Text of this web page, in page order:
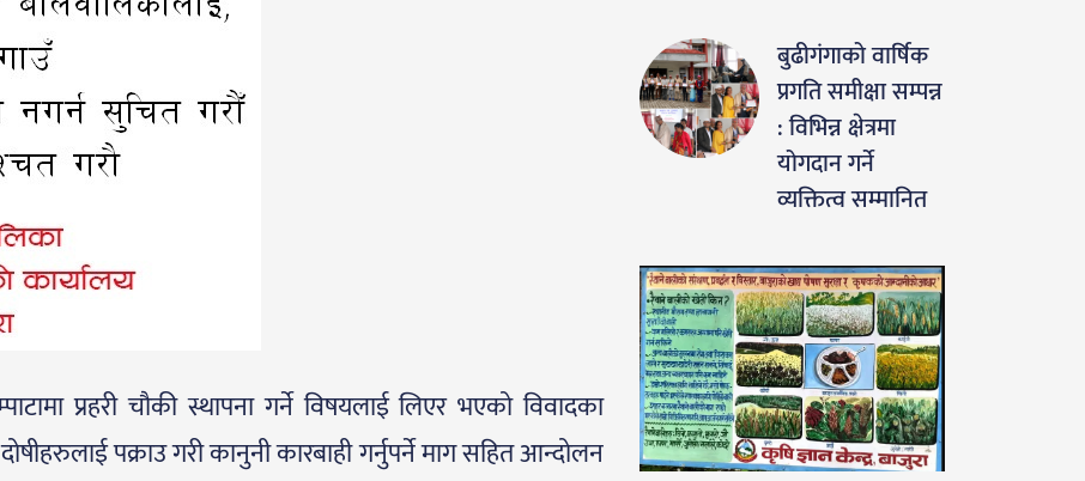
प्रहरी चौकी स्थापना गर्ने विषयलाई लिएर भएको विवादका
पक्राउ गरी कानुनी कारबाही गर्नुपर्ने माग सहित आन्दोलन
बुढीगंगाको वार्षिक
प्रगति समीक्षा सम्पन्न
: विभिन्न क्षेत्रमा
योगदान गर्ने
व्यक्तित्व सम्मानित